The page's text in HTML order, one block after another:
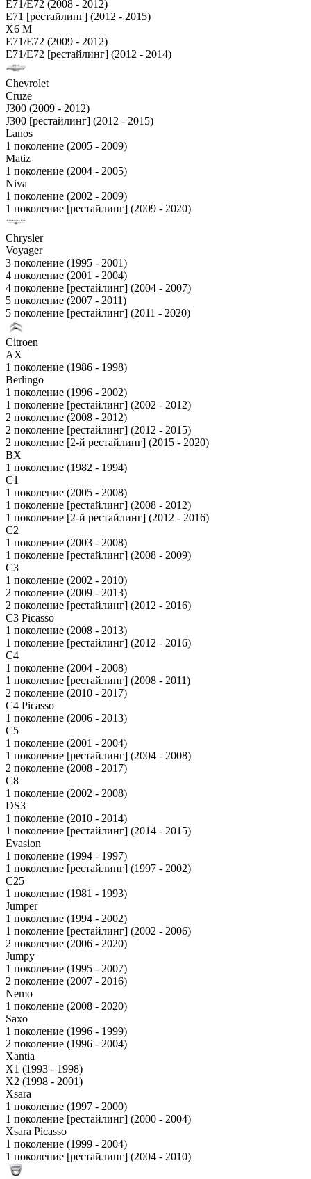
E71/E72 (2008 - 2012)
E71 [рестайлинг] (2012 - 2015)
X6 M
E71/E72 (2009 - 2012)
E71/E72 [рестайлинг] (2012 - 2014)
Chevrolet
Cruze
J300 (2009 - 2012)
J300 [рестайлинг] (2012 - 2015)
Lanos
1 поколение (2005 - 2009)
Matiz
1 поколение (2004 - 2005)
Niva
1 поколение (2002 - 2009)
1 поколение [рестайлинг] (2009 - 2020)
Chrysler
Voyager
3 поколение (1995 - 2001)
4 поколение (2001 - 2004)
4 поколение [рестайлинг] (2004 - 2007)
5 поколение (2007 - 2011)
5 поколение [рестайлинг] (2011 - 2020)
Citroen
AX
1 поколение (1986 - 1998)
Berlingo
1 поколение (1996 - 2002)
1 поколение [рестайлинг] (2002 - 2012)
2 поколение (2008 - 2012)
2 поколение [рестайлинг] (2012 - 2015)
2 поколение [2-й рестайлинг] (2015 - 2020)
BX
1 поколение (1982 - 1994)
C1
1 поколение (2005 - 2008)
1 поколение [рестайлинг] (2008 - 2012)
1 поколение [2-й рестайлинг] (2012 - 2016)
C2
1 поколение (2003 - 2008)
1 поколение [рестайлинг] (2008 - 2009)
C3
1 поколение (2002 - 2010)
2 поколение (2009 - 2013)
2 поколение [рестайлинг] (2012 - 2016)
C3 Picasso
1 поколение (2008 - 2013)
1 поколение [рестайлинг] (2012 - 2016)
C4
1 поколение (2004 - 2008)
1 поколение [рестайлинг] (2008 - 2011)
2 поколение (2010 - 2017)
C4 Picasso
1 поколение (2006 - 2013)
C5
1 поколение (2001 - 2004)
1 поколение [рестайлинг] (2004 - 2008)
2 поколение (2008 - 2017)
C8
1 поколение (2002 - 2008)
DS3
1 поколение (2010 - 2014)
1 поколение [рестайлинг] (2014 - 2015)
Evasion
1 поколение (1994 - 1997)
1 поколение [рестайлинг] (1997 - 2002)
C25
1 поколение (1981 - 1993)
Jumper
1 поколение (1994 - 2002)
1 поколение [рестайлинг] (2002 - 2006)
2 поколение (2006 - 2020)
Jumpy
1 поколение (1995 - 2007)
2 поколение (2007 - 2016)
Nemo
1 поколение (2008 - 2020)
Saxo
1 поколение (1996 - 1999)
2 поколение (1996 - 2004)
Xantia
X1 (1993 - 1998)
X2 (1998 - 2001)
Xsara
1 поколение (1997 - 2000)
1 поколение [рестайлинг] (2000 - 2004)
Xsara Picasso
1 поколение (1999 - 2004)
1 поколение [рестайлинг] (2004 - 2010)